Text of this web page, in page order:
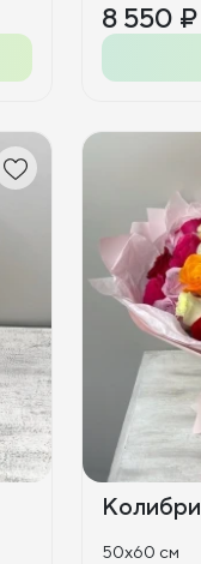
8 550 ₽
Колибри
50x60 см